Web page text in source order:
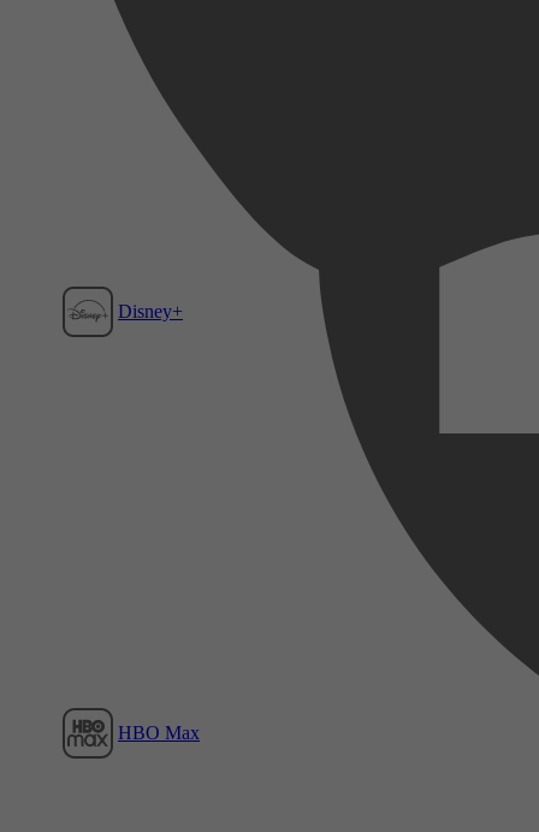
Disney+
HBO Max